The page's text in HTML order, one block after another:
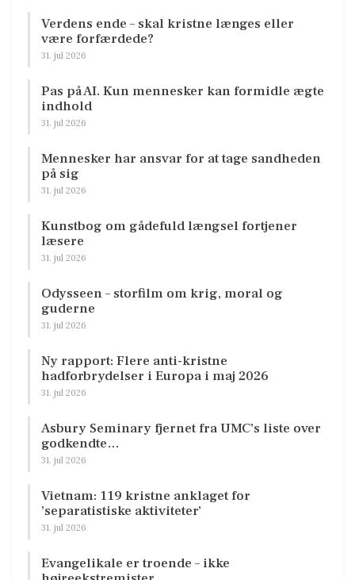
Verdens ende – skal kristne længes eller
være forfærdede?
31. jul 2026
Pas på AI. Kun mennesker kan formidle ægte
indhold
31. jul 2026
Mennesker har ansvar for at tage sandheden
på sig
31. jul 2026
Kunstbog om gådefuld længsel fortjener
læsere
31. jul 2026
Odysseen – storfilm om krig, moral og
guderne
31. jul 2026
Ny rapport: Flere anti-kristne
hadforbrydelser i Europa i maj 2026
31. jul 2026
Asbury Seminary fjernet fra UMC’s liste over
godkendte…
31. jul 2026
Vietnam: 119 kristne anklaget for
’separatistiske aktiviteter’
31. jul 2026
Evangelikale er troende – ikke